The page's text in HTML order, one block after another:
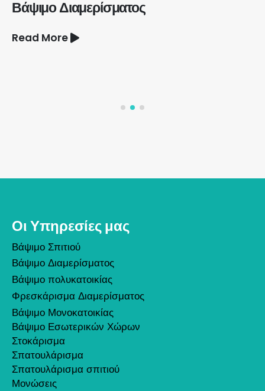
Βάψιμο Διαμερίσματος
Read More
Οι Υπηρεσίες μας
Βάψιμο Σπιτιού
Βάψιμο Διαμερίσματος
Βάψιμο πολυκατοικίας
Φρεσκάρισμα Διαμερίσματος
Βάψιμο Μονοκατοικίας
Βάψιμο Εσωτερικών Χώρων
Στοκάρισμα
Σπατουλάρισμα
Σπατουλάρισμα σπιτιού
Μονώσεις